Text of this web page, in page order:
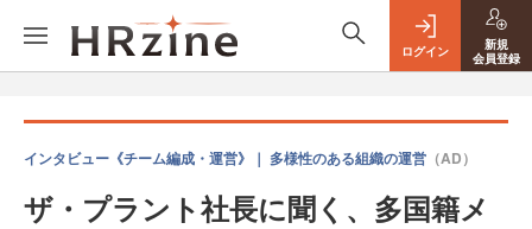
ログイン
新規
会員登録
インタビュー《チーム編成・運営》｜ 多様性のある組織の運営 （AD）
ザ・プラント社長に聞く、多国籍メ